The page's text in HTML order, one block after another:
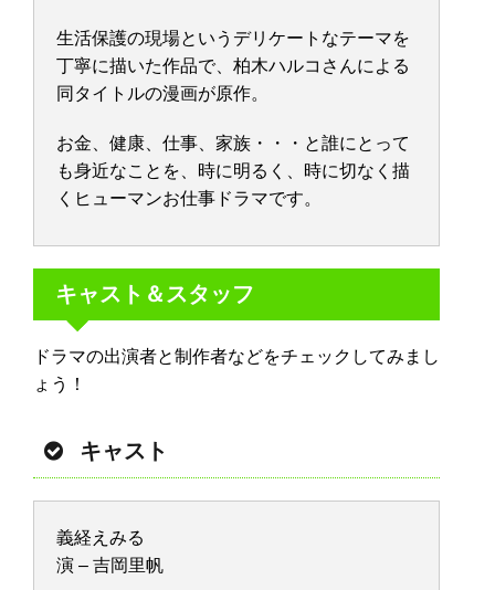
生活保護の現場というデリケートなテーマを
丁寧に描いた作品で、柏木ハルコさんによる
同タイトルの漫画が原作。
お金、健康、仕事、家族・・・と誰にとって
も身近なことを、時に明るく、時に切なく描
くヒューマンお仕事ドラマです。
キャスト＆スタッフ
ドラマの出演者と制作者などをチェックしてみまし
ょう！
キャスト
義経えみる
演 – 吉岡里帆